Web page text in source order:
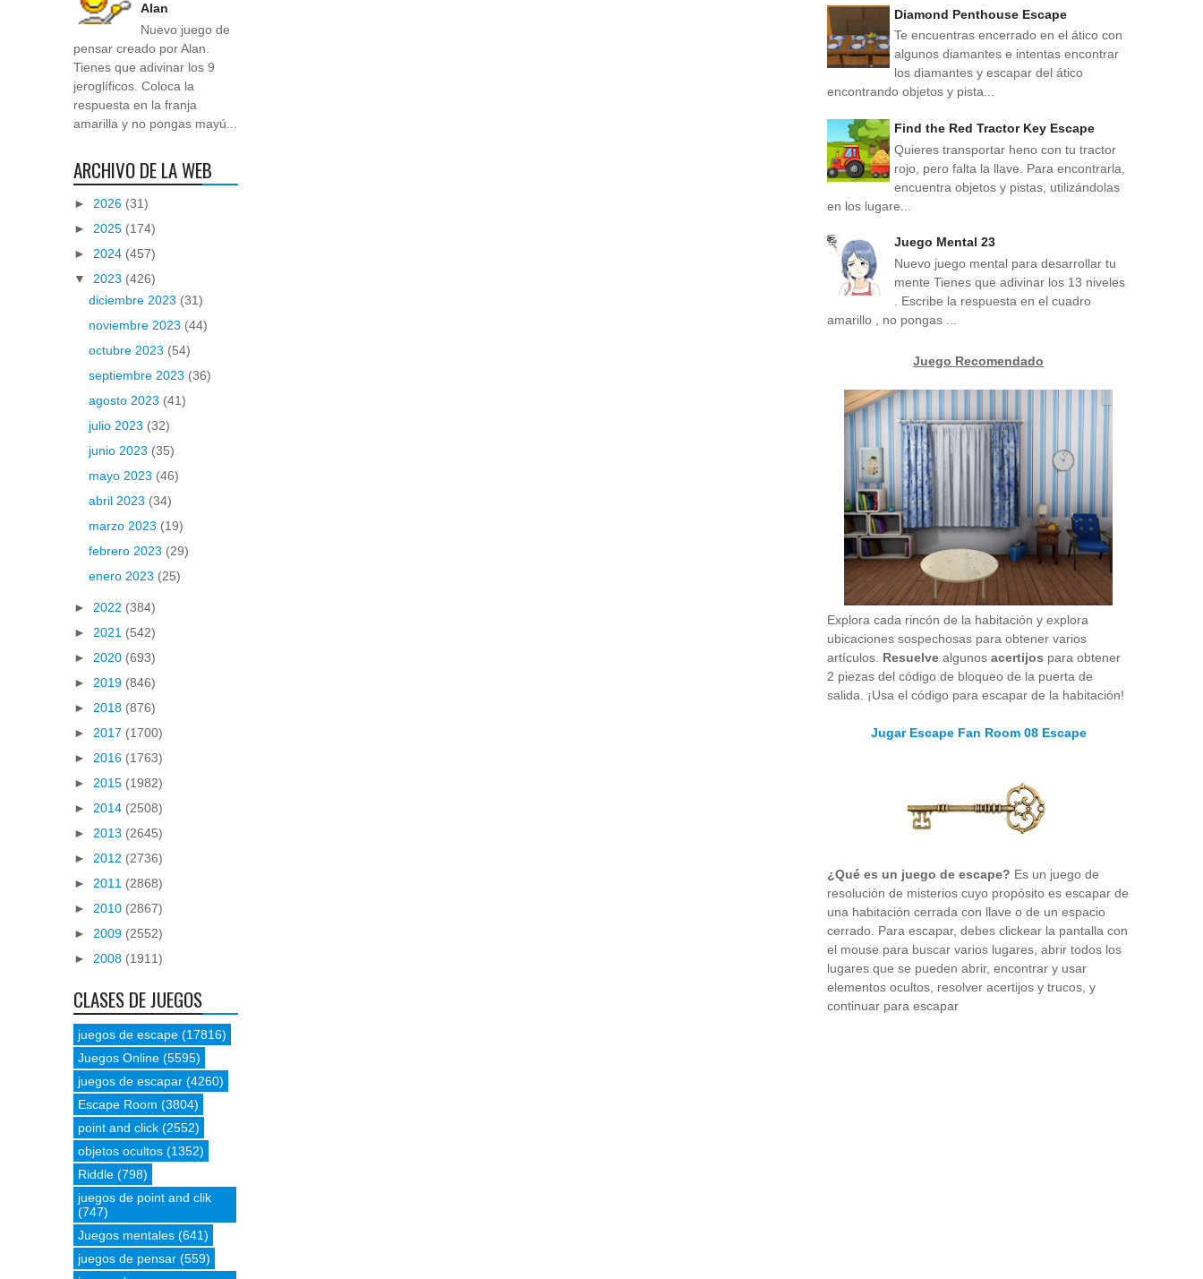
Alan
Nuevo juego de
pensar creado por Alan.
Tienes que adivinar los 9
jeroglíficos. Coloca la
respuesta en la franja
amarilla y no pongas mayú...
ARCHIVO DE LA WEB
► 2026 (31)
► 2025 (174)
► 2024 (457)
▼ 2023 (426)
diciembre 2023 (31)
noviembre 2023 (44)
octubre 2023 (54)
septiembre 2023 (36)
agosto 2023 (41)
julio 2023 (32)
junio 2023 (35)
mayo 2023 (46)
abril 2023 (34)
marzo 2023 (19)
febrero 2023 (29)
enero 2023 (25)
► 2022 (384)
► 2021 (542)
► 2020 (693)
► 2019 (846)
► 2018 (876)
► 2017 (1700)
► 2016 (1763)
► 2015 (1982)
► 2014 (2508)
► 2013 (2645)
► 2012 (2736)
► 2011 (2868)
► 2010 (2867)
► 2009 (2552)
► 2008 (1911)
CLASES DE JUEGOS
juegos de escape (17816)
Juegos Online (5595)
juegos de escapar (4260)
Escape Room (3804)
point and click (2552)
objetos ocultos (1352)
Riddle (798)
juegos de point and clik
(747)
Juegos mentales (641)
juegos de pensar (559)
Diamond Penthouse Escape
Te encuentras encerrado en el ático con
algunos diamantes e intentas encontrar
los diamantes y escapar del ático
encontrando objetos y pista...
Find the Red Tractor Key Escape
Quieres transportar heno con tu tractor
rojo, pero falta la llave. Para encontrarla,
encuentra objetos y pistas, utilizándolas
en los lugare...
Juego Mental 23
Nuevo juego mental para desarrollar tu
mente Tienes que adivinar los 13 niveles
. Escribe la respuesta en el cuadro
amarillo , no pongas ...
Juego Recomendado
Explora cada rincón de la habitación y explora
ubicaciones sospechosas para obtener varios
artículos. Resuelve algunos acertijos para obtener
2 piezas del código de bloqueo de la puerta de
salida. ¡Usa el código para escapar de la habitación!
Jugar Escape Fan Room 08 Escape
¿Qué es un juego de escape? Es un juego de
resolución de misterios cuyo propósito es escapar de
una habitación cerrada con llave o de un espacio
cerrado. Para escapar, debes clickear la pantalla con
el mouse para buscar varios lugares, abrir todos los
lugares que se pueden abrir, encontrar y usar
elementos ocultos, resolver acertijos y trucos, y
continuar para escapar